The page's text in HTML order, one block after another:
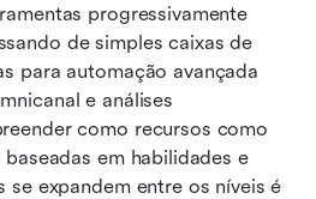
progressivamente
de simples caixas de
para automação avançada
e análises
como recursos como
em habilidades e
expandem entre os níveis é